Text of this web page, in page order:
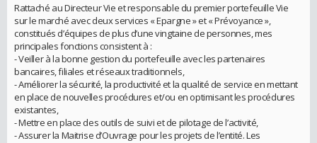
Rattaché au Directeur Vie et responsable du premier portefeuille Vie
sur le marché avec deux services « Epargne » et « Prévoyance »,
constitués d’équipes de plus d’une vingtaine de personnes, mes
principales fonctions consistent à :
- Veiller à la bonne gestion du portefeuille avec les partenaires
bancaires, filiales et réseaux traditionnels,
- Améliorer la sécurité, la productivité et la qualité de service en mettant
en place de nouvelles procédures et/ou en optimisant les procédures
existantes,
- Mettre en place des outils de suivi et de pilotage de l’activité,
- Assurer la Maitrise d’Ouvrage pour les projets de l’entité. Les